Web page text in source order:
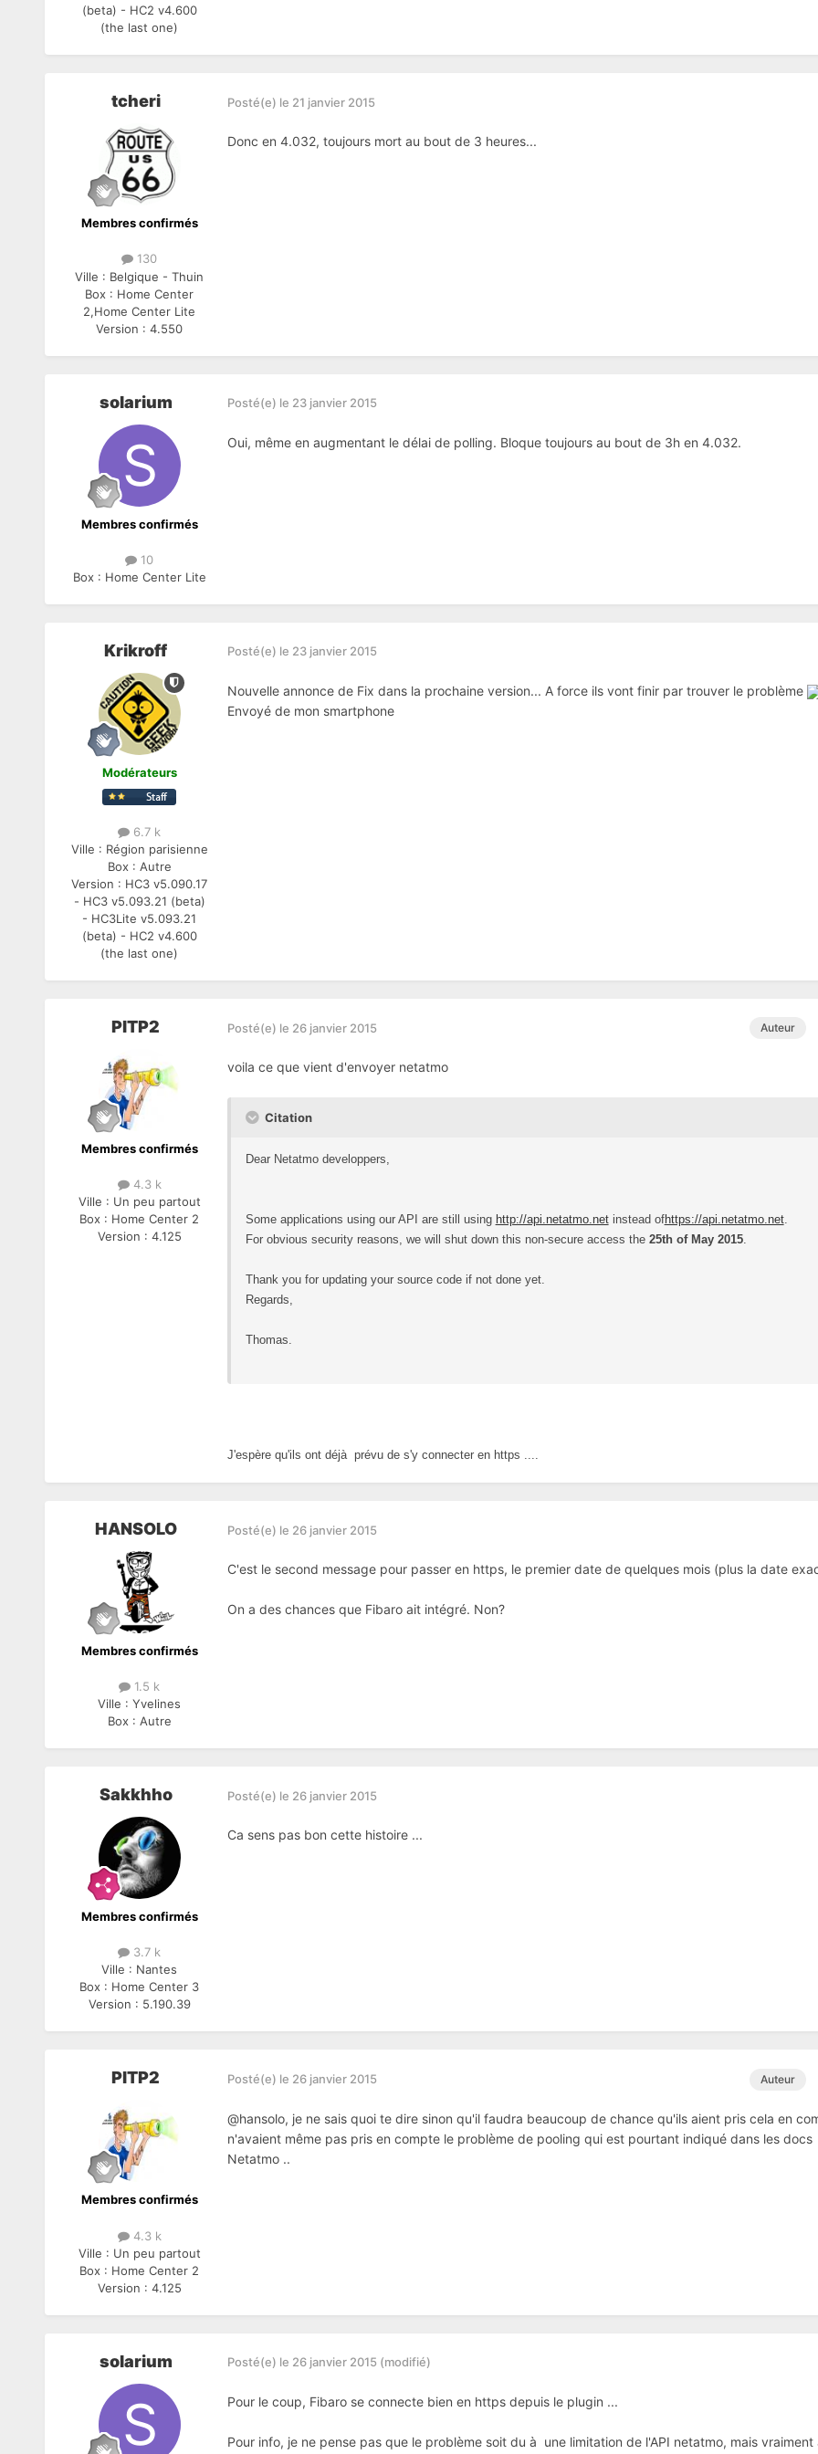
(beta) - HC2 v4.600
(the last one)
tcheri
Membres confirmés
130
Ville : Belgique - Thuin
Box : Home Center
2,Home Center Lite
Version :4.550
Posté(e) le 21 janvier 2015
Donc en 4.032, toujours mort au bout de 3 heures...
solarium
Membres confirmés
10
Box : Home Center Lite
Posté(e) le 23 janvier 2015
Oui, même en augmentant le délai de polling. Bloque toujours au bout de 3h en 4.032.
Krikroff
Modérateurs
6.7 k
Ville : Région parisienne
Box : Autre
Version : HC3 v5.090.17
- HC3 v5.093.21 (beta)
- HC3Lite v5.093.21
(beta) - HC2 v4.600
(the last one)
Posté(e) le 23 janvier 2015
Nouvelle annonce de Fix dans la prochaine version... A force ils vont finir par trouver le problème
Envoyé de mon smartphone
PITP2
Membres confirmés
4.3 k
Ville : Un peu partout
Box : Home Center 2
Version : 4.125
Auteur
Posté(e) le 26 janvier 2015
voila ce que vient d'envoyer netatmo
Citation
Dear Netatmo developpers,
Some applications using our API are still using http://api.netatmo.netinstead ofhttps://api.netatmo.net.
For obvious security reasons, we will shut down this non-secure access the 25th of May 2015.
Thank you for updating your source code if not done yet.
Regards,
Thomas.
J'espère qu'ils ont déjà prévu de s'y connecter en https ....
HANSOLO
Membres confirmés
1.5 k
Ville :Yvelines
Box : Autre
Posté(e) le 26 janvier 2015
C'est le second message pour passer en https, le premier date de quelques mois (plus la date
On a des chances que Fibaro ait intégré. Non?
Sakkhho
Membres confirmés
3.7 k
Ville : Nantes
Box : Home Center 3
Version : 5.190.39
Posté(e) le 26 janvier 2015
Ca sens pas bon cette histoire ...
PITP2
Membres confirmés
4.3 k
Ville : Un peu partout
Box : Home Center 2
Version : 4.125
Auteur
Posté(e) le 26 janvier 2015
@hansolo, je ne sais quoi te dire sinon qu'il faudra beaucoup de chance qu'ils aient pris cela en
n'avaient même pas pris en compte le problème de pooling qui est pourtant indiqué dans les docs
Netatmo ..
solarium Posté(e) le 26 janvier 2015 (modifié)
Pour le coup, Fibaro se connecte bien en https depuis le plugin ...
Pour info, je ne pense pas que le problème soit du à une limitation de l'API netatmo, mais